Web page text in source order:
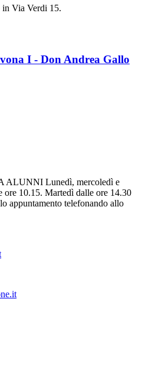
in Via Verdi 15.
I - Don Andrea Gallo
ALUNNI Lunedì, mercoledì e
ore 10.15. Martedì dalle ore 14.30
appuntamento telefonando allo